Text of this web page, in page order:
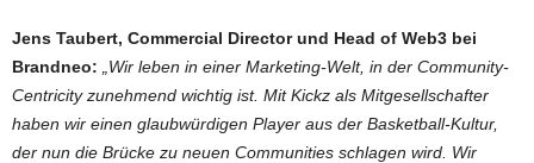
Jens Taubert, Commercial Director und Head of Web3 bei
Brandneo:
„Wir leben in einer Marketing-Welt, in der Community-
Centricity zunehmend wichtig ist. Mit Kickz als Mitgesellschafter
haben wir einen glaubwürdigen Player aus der Basketball-Kultur,
der nun die Brücke zu neuen Communities schlagen wird. Wir